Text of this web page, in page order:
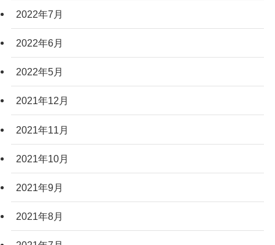
2022年7月
2022年6月
2022年5月
2021年12月
2021年11月
2021年10月
2021年9月
2021年8月